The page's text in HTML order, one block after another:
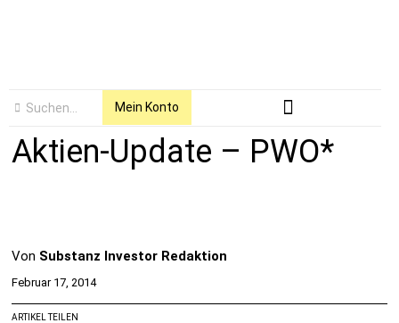
Mein Konto
Aktien-Update – PWO*
Von Substanz Investor Redaktion
Februar 17, 2014
ARTIKEL TEILEN